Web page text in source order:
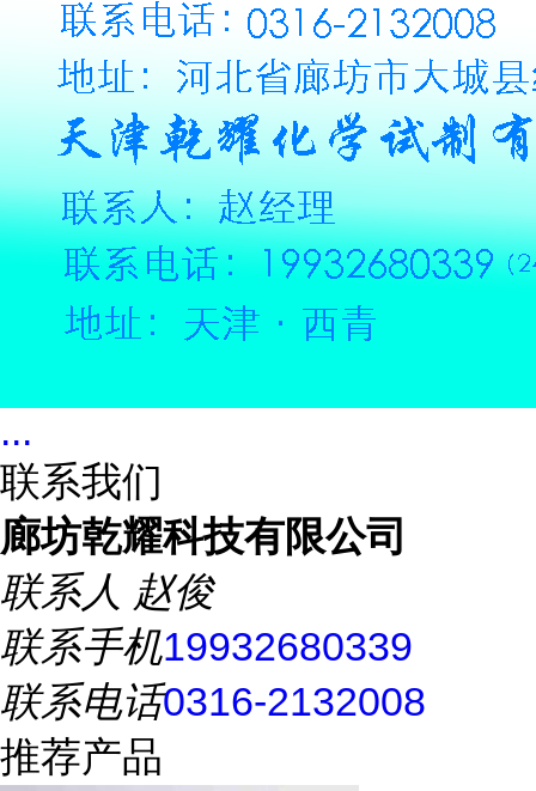
...
联系我们
廊坊乾耀科技有限公司
联系人 赵俊
联系手机19932680339
联系电话0316-2132008
推荐产品